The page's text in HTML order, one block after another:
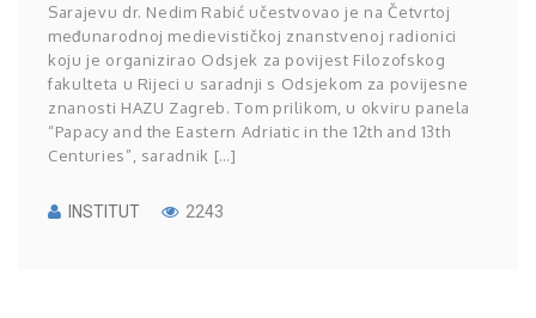
Sarajevu dr. Nedim Rabić učestvovao je na Četvrtoj
međunarodnoj medievističkoj znanstvenoj radionici
koju je organizirao Odsjek za povijest Filozofskog
fakulteta u Rijeci u saradnji s Odsjekom za povijesne
znanosti HAZU Zagreb. Tom prilikom, u okviru panela
“Papacy and the Eastern Adriatic in the 12th and 13th
Centuries”, saradnik […]
INSTITUT 2243